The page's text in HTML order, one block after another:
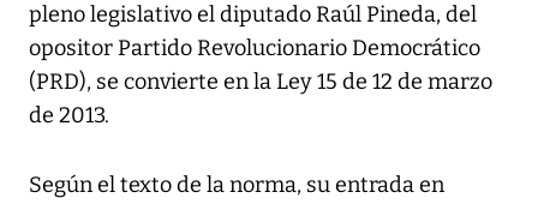
pleno legislativo el diputado Raúl Pineda, del
opositor Partido Revolucionario Democrático
(PRD), se convierte en la Ley 15 de 12 de marzo
de 2013.
Según el texto de la norma, su entrada en